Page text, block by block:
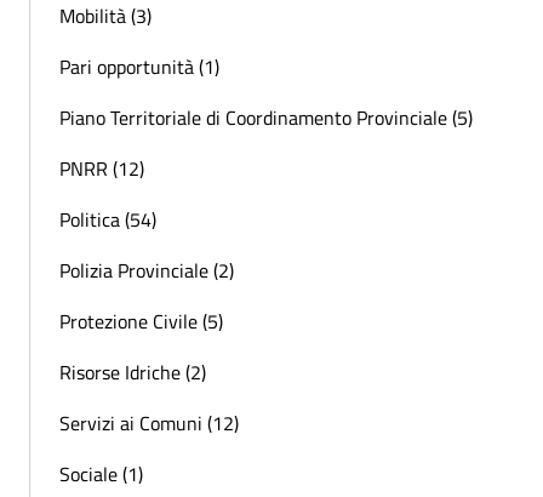
Mobilità (3)
Pari opportunità (1)
Piano Territoriale di Coordinamento Provinciale (5)
PNRR (12)
Politica (54)
Polizia Provinciale (2)
Protezione Civile (5)
Risorse Idriche (2)
Servizi ai Comuni (12)
Sociale (1)